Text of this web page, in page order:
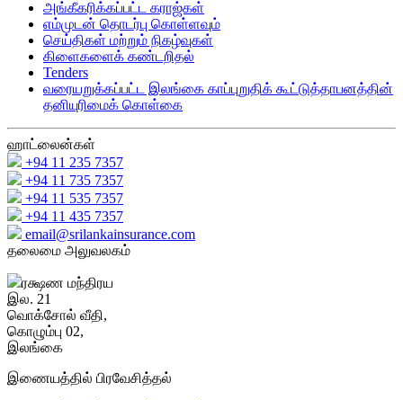
அங்கீகரிக்கப்பட்ட கராஜ்கள்
எம்முடன் தொடர்பு கொள்ளவும்
செய்திகள் மற்றும் நிகழ்வுகள்
கிளைகளைக் கண்டறிதல்
Tenders
வரையறுக்கப்பட்ட இலங்கை காப்புறுதிக் கூட்டுத்தாபனத்தின்
தனியுரிமைக் கொள்கை
ஹாட்லைன்கள்
+94 11 235 7357
+94 11 735 7357
+94 11 535 7357
+94 11 435 7357
email@srilankainsurance.com
தலைமை அலுவலகம்
ரக்ஷண மந்திரய
இல. 21
வொக்சோல் வீதி,
கொழும்பு 02,
இலங்கை
இணையத்தில் பிரவேசித்தல்